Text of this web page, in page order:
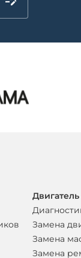
Двигатель
Замена
Замена
Замена